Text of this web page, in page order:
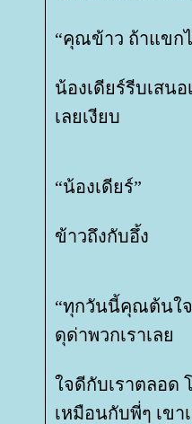
“คุณข้าว ถ้าแขก
น้องเดียร์รีบเสน
เลยเงียบ
“น้องเดียร์”
ข้าวถึงกับอึ้ง
“ทุกวันนี้คุณต้นใ
ดุด่าพวกเราเล
จดีกับเราตลอด
เหมือนกับพี่ๆ เข